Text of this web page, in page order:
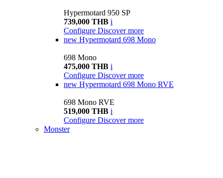
Hypermotard 950 SP
739,000 THB i
Configure Discover more
new Hypermotard 698 Mono
698 Mono
475,000 THB i
Configure Discover more
new Hypermotard 698 Mono RVE
698 Mono RVE
519,000 THB i
Configure Discover more
Monster